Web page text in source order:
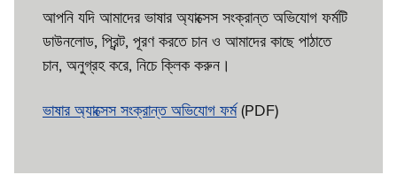
আপনি যদি আমাদের ভাষার অ্যাক্সেস সংক্রান্ত অভিযোগ ফর্মটি
ডাউনলোড, প্রিন্ট, পূরণ করতে চান ও আমাদের কাছে পাঠাতে
চান, অনুগ্রহ করে, নিচে ক্লিক করুন।
ভাষার অ্যাক্সেস সংক্রান্ত অভিযোগ ফর্ম(PDF)